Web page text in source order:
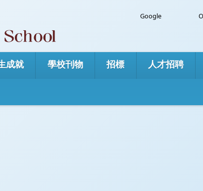
Google
成就 學校刊物 招標 人才招聘